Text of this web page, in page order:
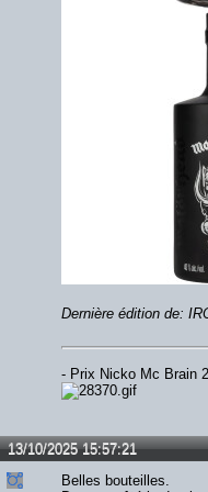
Dernière édition de:
- Prix Nicko Mc Brain
13/10/2025 15:57:21
Belles bouteilles.